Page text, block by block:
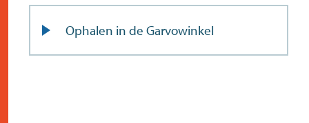
Ophalen in de Garvowinkel